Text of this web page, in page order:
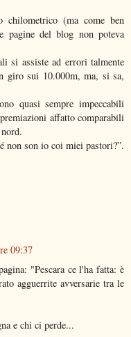
chilometrico (ma come ben
pagine del blog non poteva
si assiste ad errori talmente
giro sui 10.000m, ma, si sa,
quasi sempre impeccabili
affatto comparabili
non son io coi miei pastori?”.
09:37
"Pescara ce l'ha fatta: è
agguerrite avversarie tra le
e chi ci perde...